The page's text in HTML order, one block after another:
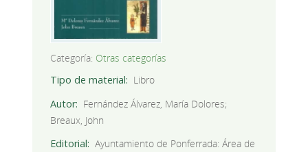
Categoría: Otras categorías
Tipo de material
Libro
Autor
Fernández Álvarez, María Dolores;
Breaux, John
Editorial
Ayuntamiento de Ponferrada: Área de